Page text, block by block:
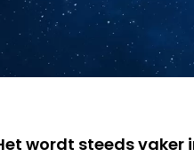
wordt steeds